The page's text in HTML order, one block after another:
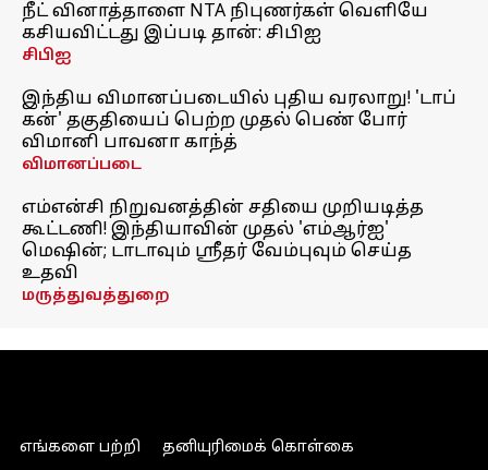
நீட் வினாத்தாளை NTA நிபுணர்கள் வெளியே
கசியவிட்டது இப்படி தான்: சிபிஐ
சிபிஐ
இந்திய விமானப்படையில் புதிய வரலாறு! 'டாப்
கன்' தகுதியைப் பெற்ற முதல் பெண் போர்
விமானி பாவனா காந்த்
விமானப்படை
எம்என்சி நிறுவனத்தின் சதியை முறியடித்த
கூட்டணி! இந்தியாவின் முதல் 'எம்ஆர்ஐ'
மெஷின்; டாடாவும் ஸ்ரீதர் வேம்புவும் செய்த
உதவி
மருத்துவத்துறை
எங்களை பற்றி தனியுரிமைக் கொள்கை